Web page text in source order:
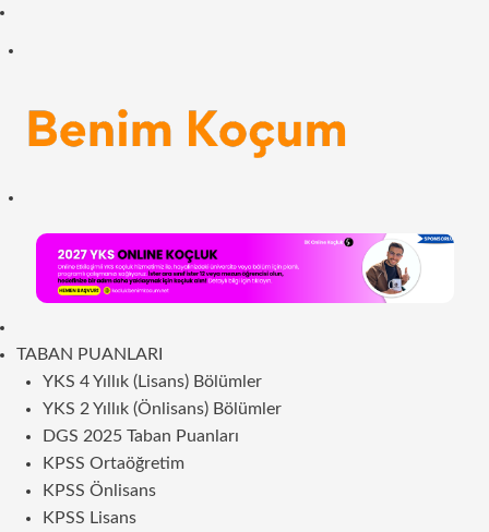
TABAN PUANLARI
YKS 4 Yıllık (Lisans) Bölümler
YKS 2 Yıllık (Önlisans) Bölümler
DGS 2025 Taban Puanları
KPSS Ortaöğretim
KPSS Önlisans
KPSS Lisans